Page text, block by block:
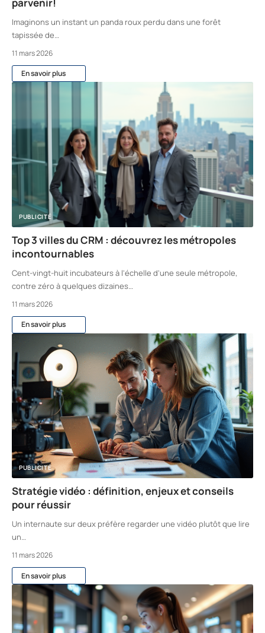
Imaginons un instant un panda roux perdu dans une forêt
tapissée de…
11 mars 2026
En savoir plus
PUBLICITÉ
Top 3 villes du CRM : découvrez les métropoles
incontournables
Cent-vingt-huit incubateurs à l'échelle d'une seule métropole,
contre zéro à quelques dizaines…
11 mars 2026
En savoir plus
PUBLICITÉ
Stratégie vidéo : définition, enjeux et conseils
pour réussir
Un internaute sur deux préfère regarder une vidéo plutôt que lire
un…
11 mars 2026
En savoir plus